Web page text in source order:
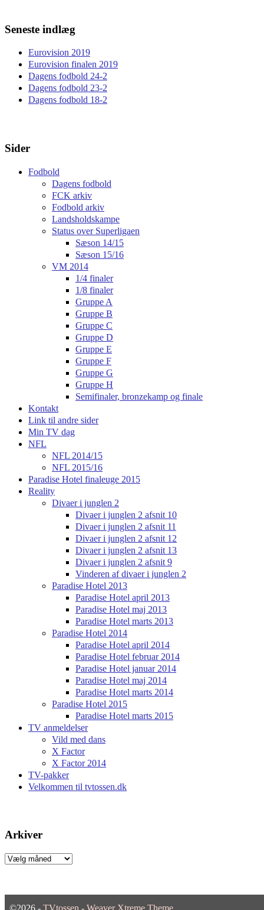
Seneste indlæg
Eurovision 2019
Eurovision finalen 2019
Dagens fodbold 24-2
Dagens fodbold 23-2
Dagens fodbold 18-2
Sider
Fodbold
Dagens fodbold
FCK arkiv
Fodbold arkiv
Landsholdskampe
Status over Superligaen
Sæson 14/15
Sæson 15/16
VM 2014
1/4 finaler
1/8 finaler
Gruppe A
Gruppe B
Gruppe C
Gruppe D
Gruppe E
Gruppe F
Gruppe G
Gruppe H
Semifinaler, bronzekamp og finale
Kontakt
Link til andre sider
Min TV dag
NFL
NFL 2014/15
NFL 2015/16
Paradise Hotel finaleuge 2015
Reality
Divaer i junglen 2
Divaer i junglen 2 afsnit 10
Divaer i junglen 2 afsnit 11
Divaer i junglen 2 afsnit 12
Divaer i junglen 2 afsnit 13
Divaer i junglen 2 afsnit 9
Vinderen af divaer i junglen 2
Paradise Hotel 2013
Paradise Hotel april 2013
Paradise Hotel maj 2013
Paradise Hotel marts 2013
Paradise Hotel 2014
Paradise Hotel april 2014
Paradise Hotel februar 2014
Paradise Hotel januar 2014
Paradise Hotel maj 2014
Paradise Hotel marts 2014
Paradise Hotel 2015
Paradise Hotel marts 2015
TV anmeldelser
Vild med dans
X Factor
X Factor 2014
TV-pakker
Velkommen til tvtossen.dk
Arkiver
Arkiver